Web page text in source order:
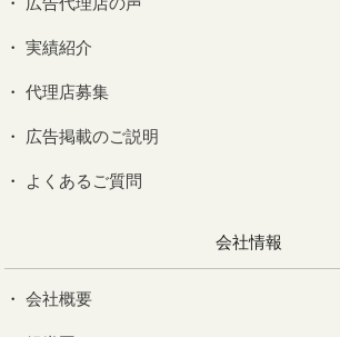
実績紹介
代理店募集
広告掲載のご説明
よくあるご質問
会社情報
会社概要